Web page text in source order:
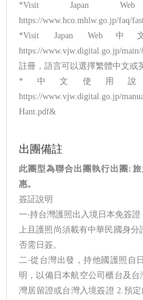
*Visit Japan
https://www.hco.mhlw.go.jp/faq/
*Visit Japan
https://www.vjw.digital.go.jp/
註冊，語言可以選擇繁體中文或
*中文使用
https://www.vjw.digital.go.jp/
Hant.pdf&
出團備註
此團型為聯合出團執行出團:
惠。
簽証說明
一‧持台灣護照出入境日本免簽
上且護照尚須載有中華民國身
否需日簽。
二‧從台灣出發，持他國護照自
明，以備日本航空公司櫃台及
灣居留證或台灣入境簽證 2.預